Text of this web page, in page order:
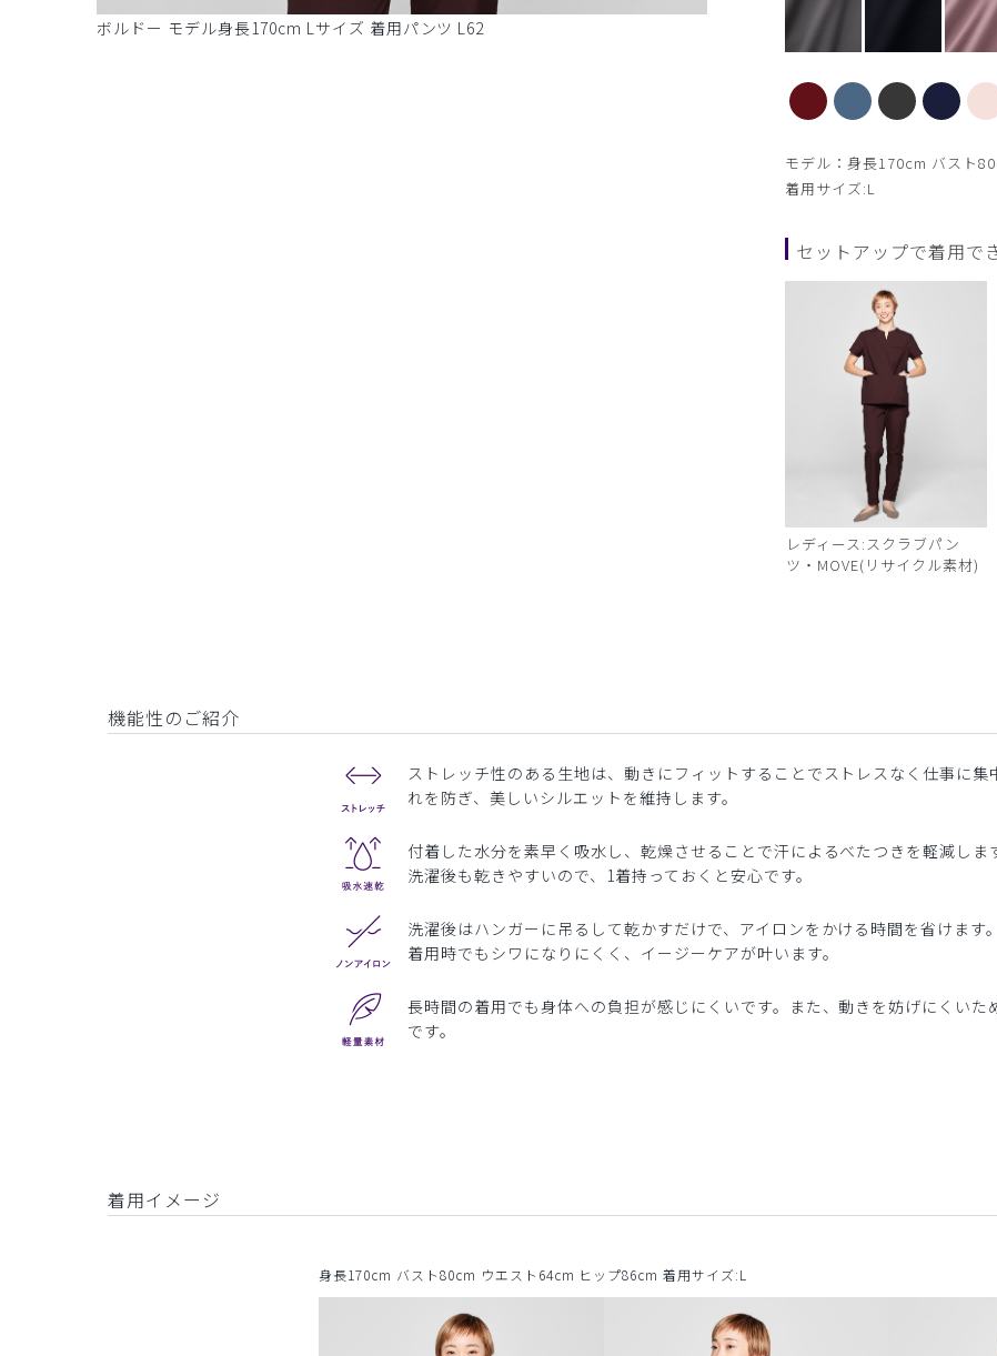
ボルドー モデル身長170cm Lサイズ 着用パンツ L62 スレートブルー モデル身長170cm Lサ
モデル：身長170cm バスト
着用サイズ:L
セットアップで着用で
レディース:スクラブパン
ツ・MOVE(リサイクル素材)
機能性のご紹介
ストレッチ性のある生地は、動きにフィットすることでストレスなく仕事に集
れを防ぎ、美しいシルエットを維持します。
付着した水分を素早く吸水し、乾燥させることで汗によるべたつきを軽減しま
洗濯後も乾きやすいので、1着持っておくと安心です。
洗濯後はハンガーに吊るして乾かすだけで、アイロンをかける時間を省けます。
着用時でもシワになりにくく、イージーケアが叶います。
長時間の着用でも身体への負担が感じにくいです。また、動きを妨げにくいた
です。
着用イメージ
身長170cm バスト80cm ウエスト64cm ヒップ86cm 着用サイズ:L